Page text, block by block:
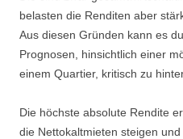
belasten die Renditen aber
Aus diesen Gründen kann es
Prognosen, hinsichtlich einer
einem Quartier, kritisch zu
Die höchste absolute Rendite
die Nettokaltmieten steigen